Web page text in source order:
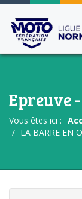
Epreuve -
Vous êtes ici :
LA BARRE EN